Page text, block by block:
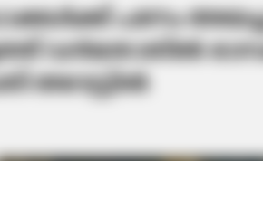
പണം
വൻതോതിൽ
അറസ്റ്റിൽ